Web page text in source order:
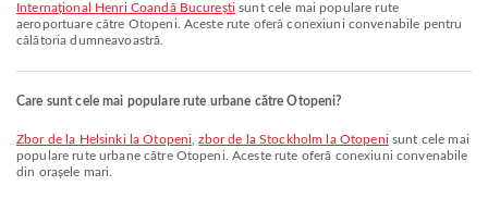
Internațional Henri Coandă București sunt cele mai populare rute
aeroportuare către Otopeni. Aceste rute oferă conexiuni convenabile pentru
călătoria dumneavoastră.
Care sunt cele mai populare rute urbane către Otopeni?
zbor de la Helsinki la Otopeni ,zbor de la Stockholm la Otopeni sunt cele mai
populare rute urbane către Otopeni. Aceste rute oferă conexiuni convenabile
din orașele mari.